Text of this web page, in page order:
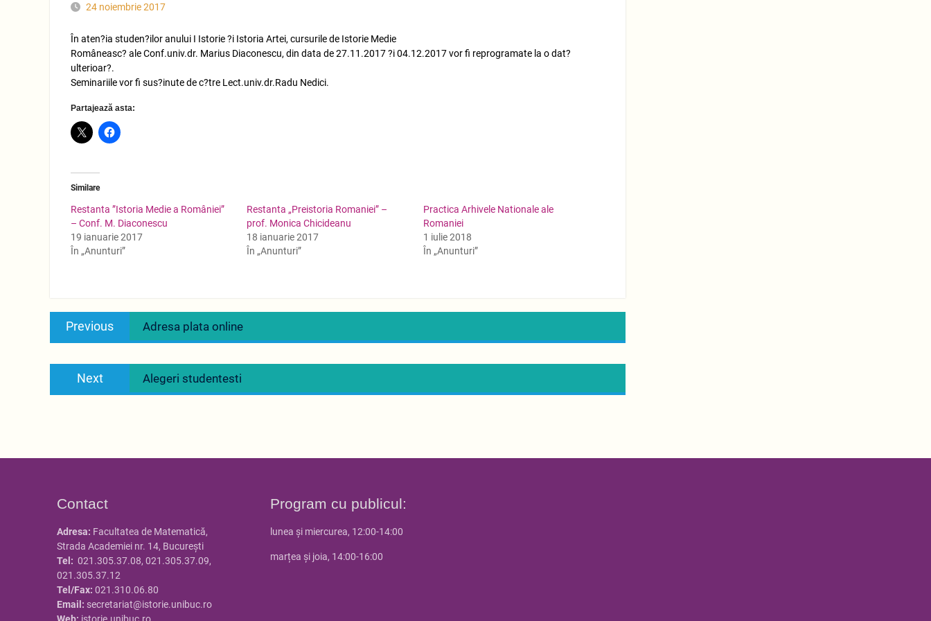
24 noiembrie 2017
În aten?ia studen?ilor anului I Istorie ?i Istoria Artei, cursurile de Istorie Medie
Româneasc? ale Conf.univ.dr. Marius Diaconescu, din data de 27.11.2017 ?i 04.12.2017 vor fi reprogramate la o dat?
ulterioar?.
Seminariile vor fi sus?inute de c?tre Lect.univ.dr.Radu Nedici.
Partajează asta:
Similare
Restanta ”Istoria Medie a României”
– Conf. M. Diaconescu
19 ianuarie 2017
În „Anunturi”
Restanta „Preistoria Romaniei” –
prof. Monica Chicideanu
18 ianuarie 2017
În „Anunturi”
Practica Arhivele Nationale ale
Romaniei
1 iulie 2018
În „Anunturi”
Navigare
Previous
Previous
post:
Adresa plata online
Next
Next
post:
Alegeri studentesti
Contact
Adresa: Facultatea de Matematică,
Strada Academiei nr. 14, Bucureşti
Tel: 021.305.37.08, 021.305.37.09,
021.305.37.12
Tel/Fax: 021.310.06.80
Email: secretariat@istorie.unibuc.ro
Program cu publicul:
lunea și miercurea, 12:00-14:00
marțea și joia, 14:00-16:00